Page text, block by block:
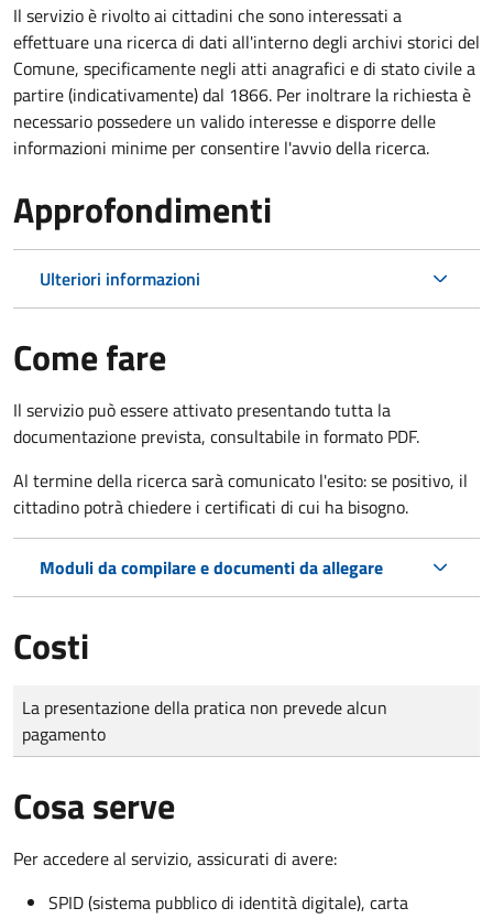
Il servizio è rivolto ai cittadini che sono interessati a
effettuare una ricerca di dati all'interno degli archivi storici del
Comune, specificamente negli atti anagrafici e di stato civile a
partire (indicativamente) dal 1866. Per inoltrare la richiesta è
necessario possedere un valido interesse e disporre delle
informazioni minime per consentire l'avvio della ricerca.
Approfondimenti
Ulteriori informazioni
Come fare
Il servizio può essere attivato presentando tutta la
documentazione prevista, consultabile in formato PDF.
Al termine della ricerca sarà comunicato l'esito: se positivo, il
cittadino potrà chiedere i certificati di cui ha bisogno.
Moduli da compilare e documenti da allegare
Costi
Tipo di pagamento
Importo
La presentazione della pratica non prevede alcun
pagamento
Cosa serve
Per accedere al servizio, assicurati di avere:
SPID (sistema pubblico di identità digitale), carta